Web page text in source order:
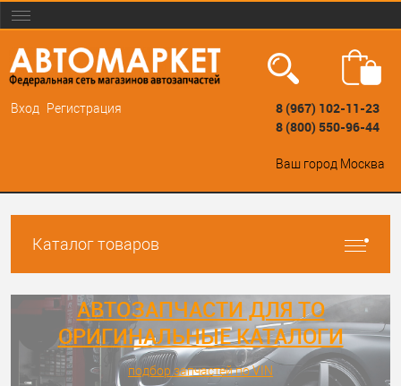
Вход Регистрация
8 (967) 102-11-23
8 (800) 550-96-44
Ваш город Москва
Каталог товаров
АВТОЗАПЧАСТИ ДЛЯ ТО
ОРИГИНАЛЬНЫЕ КАТАЛОГИ
подбор запчастей по VIN